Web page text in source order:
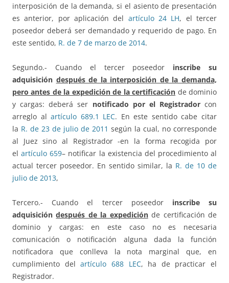
interposición de la demanda, si el asiento de presentación
es anterior, por aplicación del artículo 24 LH, el tercer
poseedor deberá ser demandado y requerido de pago. En
este sentido, R. de 7 de marzo de 2014.
Segundo.- Cuando el tercer poseedor inscribe su
adquisición después de la interposición de la demanda,
pero antes de la expedición de la certificación de dominio
y cargas: deberá ser notificado por el Registradorcon
arreglo alartículo 689.1 LEC. En este sentido cabe citar
la R. de 23 de julio de 2011 según la cual, no corresponde
al Juez sino al Registrador -en la forma recogida por
elartículo 659– notificar la existencia del procedimiento al
actual tercer poseedor. En sentido similar, la R. de 10 de
julio de 2013,
Tercero.- Cuando el tercer poseedor inscribe su
adquisicióndespués de la expedición de certificación de
dominio y cargas: en este caso no es necesaria
comunicación o notificación alguna dada la función
notificadora que conlleva la nota marginal que, en
cumplimiento delartículo 688 LEC, ha de practicar el
Registrador.